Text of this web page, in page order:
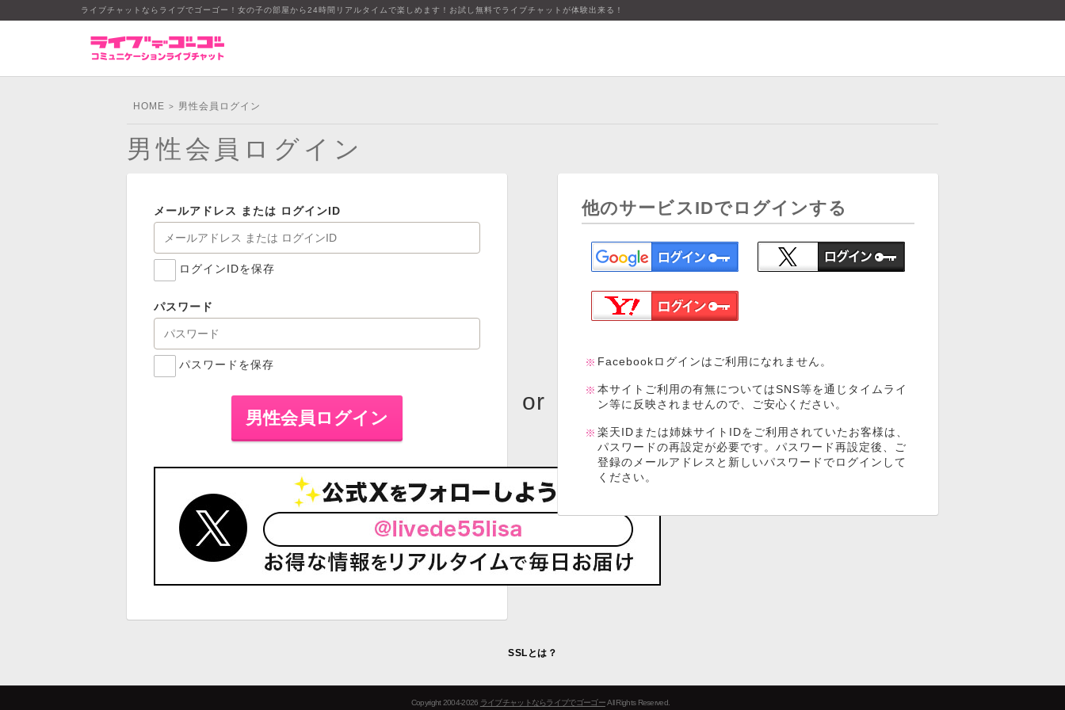
ライブチャットならライブでゴーゴー！女の子の部屋から24時間リアルタイムで楽しめます！お試し無料でライブチャットが体験出来る！
HOME > 男性会員ログイン
男性会員ログイン
メールアドレス または ログインID
ログインIDを保存
パスワード
パスワードを保存
他のサービスIDでログインする
Facebookログインはご利用になれません。
本サイトご利用の有無についてはSNS等を通じタイムライ
ン等に反映されませんので、ご安心ください。
楽天IDまたは姉妹サイトIDをご利用されていたお客様は、
パスワードの再設定が必要です。パスワード再設定後、ご
登録のメールアドレスと新しいパスワードでログインして
ください。
SSLとは？
Copyright 2004-2026 ライブチャットならライブでゴーゴーAll Rights Reserved.